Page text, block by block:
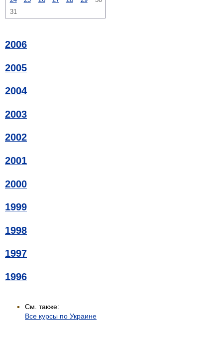
31
2006
2005
2004
2003
2002
2001
2000
1999
1998
1997
1996
См. также:
Все курсы по Украине